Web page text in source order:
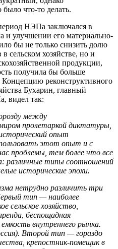
что-то делать.
НЭПа заключался в
и улучшении его материально-
бы не только снизить долю
сельском хозяйстве, но и
продукции,
получила бы больше
Концепцию реконструктивного
Бухарин, главный
видел так:
между
пролетаркой диктатуры,
опыт
этот опыт и с
проблемы, тем более что все
различные типы соотношений
исторические эпохи.
нетрудно различить три
тип — наиболее
сельское хозяйство,
беспощадная
внутреннего рынка.
Второй тип — гораздо
крепостник-помещик в